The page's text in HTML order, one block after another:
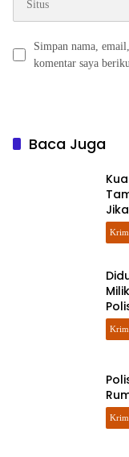
Simpan nama,
komentar saya
Baca Juga